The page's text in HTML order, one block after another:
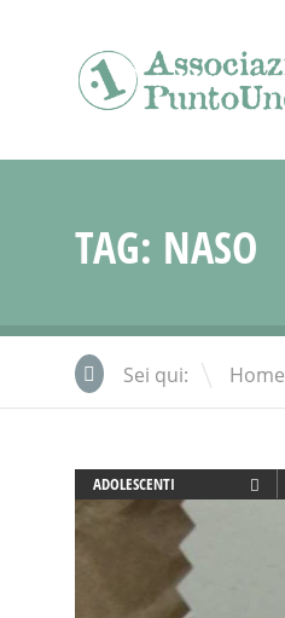
TAG: NASO
Sei qui: Home
ADOLESCENTI
ADULTI
BIONATURALE